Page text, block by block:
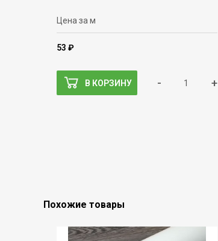
Цена за м
53 ₽
В КОРЗИНУ - +
Похожие товары